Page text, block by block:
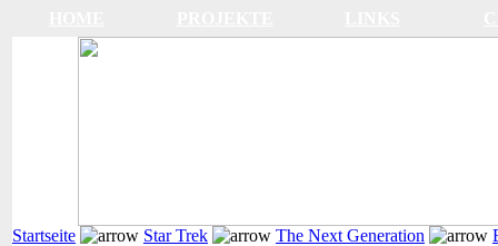
Startseite Star Trek The Next Generation